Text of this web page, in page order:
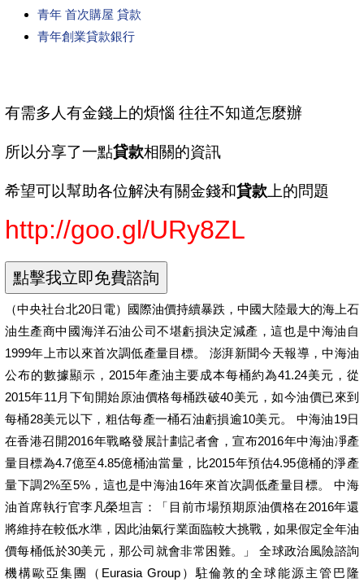
青年 首次購屋 貸款
青年創業貸款銀行
有需多人有金錢上的煩惱 往往不知道怎麼辦
所以分享了一點貸款相關的資訊
希望可以幫助各位解決有關金錢和貸款 上的問題
http://goo.gl/URy8ZL
（中央社台北20日電）國際油價持續暴跌，中國大陸最大的海上石
油生產商中國海洋石油公司不堪虧損決定減產，這也是中海油自
1999年上市以來首次調低產量目標。 澎湃新聞今天報導，中海油
公布的數據顯示，2015年產油主要成本每桶約為41.24美元，從
2015年11月下旬開始原油價格每桶跌破40美元，如今油價已來到
每桶28美元以下，粗估每產一桶石油虧損逾10美元。 中海油19日
在香港召開2016年戰略發展計劃記者會，宣布2016年中海油凈產
量目標為4.7億至4.85億桶油當量，比2015年預估4.95億桶的淨產
量下調2%至5%，這也是中海油16年來首次調低產量目標。 中海
油首席執行官李凡榮坦言：「目前市場預期原油價格在2016年還
將維持在較低水準，因此油氣行業面臨較大挑戰，如果假定全年油
價每桶低於30美元，那公司就會非常困難。」 全球政治風險諮詢
機構歐亞集團（Eurasia Group）駐倫敦的全球能源主管巴隆